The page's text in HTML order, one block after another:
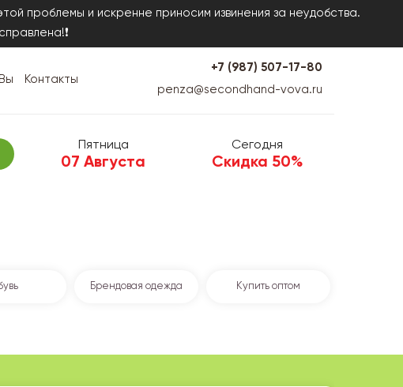
проблемы и искренне приносим извинения за неудобства.
Контакты
+7 (987) 507-17-80
penza@secondhand-vova.ru
Пятница
07 Августа
Сегодня
Скидка 50%
Брендовая одежда Купить оптом